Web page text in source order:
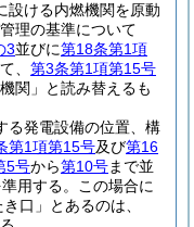
設ける内燃機関を原動
理の基準について
3並びに第18条第1項
、 第3条第1項第15号
関」と読み替えるも
る発電設備の位置、構
第1項第15号及び第16
5号から第10号まで並
用する。
この場合に
口」とあるのは、